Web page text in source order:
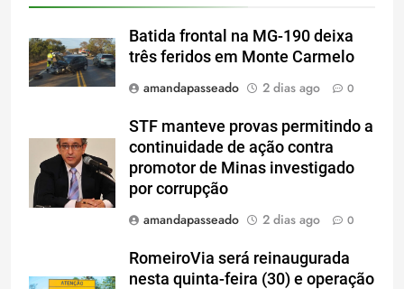
Batida frontal na MG-190 deixa
três feridos em Monte Carmelo
amandapasseado
2 dias ago 0
STF manteve provas permitindo a
continuidade de ação contra
promotor de Minas investigado
por corrupção
amandapasseado
2 dias ago 0
RomeiroVia será reinaugurada
nesta quinta-feira (30) e operação